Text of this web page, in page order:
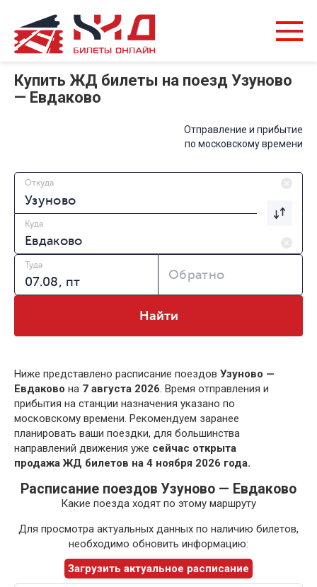
Купить ЖД билеты на поезд Узуново
— Евдаково
Отправление и прибытие
по московскому времени
Откуда
Куда
Туда
Обратно
Найти
Ниже представлено расписание поездов Узуново —
Евдаково на 7 августа 2026. Время отправления и
прибытия на станции назначения указано по
московскому времени. Рекомендуем заранее
планировать ваши поездки, для большинства
направлений движения уже сейчас открыта
продажа ЖД билетов на 4 ноября 2026 года.
Расписание поездов Узуново — Евдаково
Какие поезда ходят по этому маршруту
Для просмотра актуальных данных по наличию билетов,
необходимо обновить информацию:
Загрузить актуальное расписание